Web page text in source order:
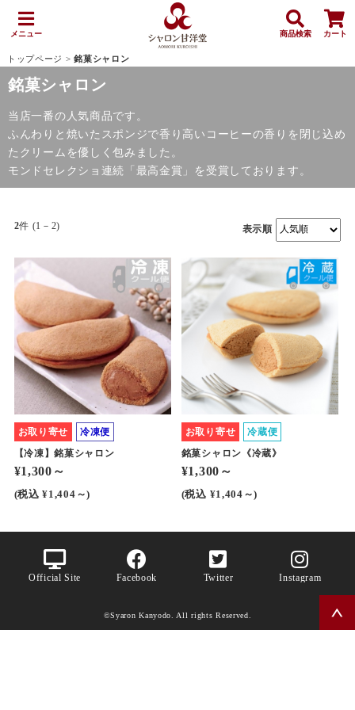
メニュー 商品検索 カート
トップページ >銘菓シャロン
銘菓シャロン
当店一番の人気商品です。
ふんわりと焼いたスポンジで香り高いコーヒーの香りを閉じ込め
たクリームを優しく包みました。
モンドセレクショ連続「最高金賞」を受賞しております。
2件 (1－2) 表示順
お取り寄せ
冷凍便
【冷凍】銘菓シャロン
¥1,300～
(税込 ¥1,404～)
お取り寄せ
冷蔵便
銘菓シャロン《冷蔵》
¥1,300～
(税込 ¥1,404～)
Official Site Facebook Twitter Instagram
©Syaron Kanyodo. All rights Reserved.